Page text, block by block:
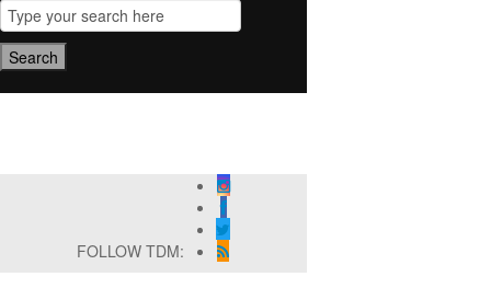
場『未練の幽霊と怪物―「珊瑚」「円山町」―』
ANTENNA』 Produced by YOH UENO
FINAL 2DAYS
FOLLOW TDM: